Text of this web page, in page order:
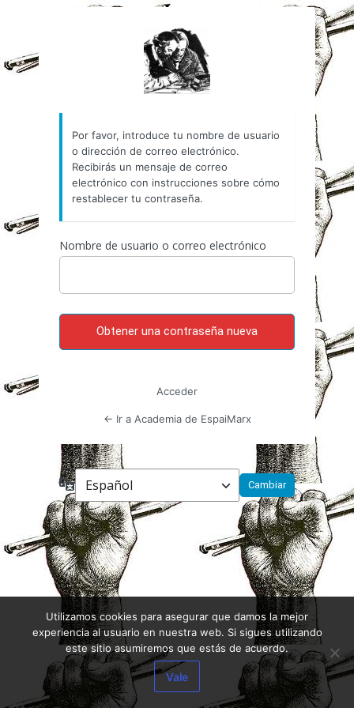
Contraseña
https://www.espai-
Por favor, introduce tu nombre de usuario
o dirección de correo electrónico.
Recibirás un mensaje de correo
electrónico con instrucciones sobre cómo
restablecer tu contraseña.
Nombre de usuario o correo electrónico
Acceder
← Ir a Academia de EspaiMarx
Idioma
Utilizamos cookies para asegurar que damos la mejor
experiencia al usuario en nuestra web. Si sigues utilizando
este sitio asumiremos que estás de acuerdo.
Vale